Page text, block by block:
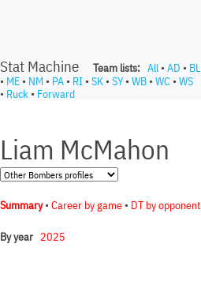
Stat Machine Team lists: All • AD • BL
• ME • NM • PA • RI • SK • SY• WB • WC • WS
• Ruck • Forward